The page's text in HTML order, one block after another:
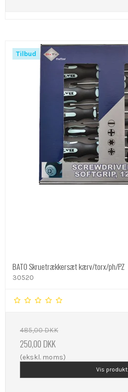
Tilbud
BATO Skruetrækkersæt kærv/torx/ph/PZ
30520
485,00 DKK
250,00 DKK
(ekskl. moms)
Vis produkt